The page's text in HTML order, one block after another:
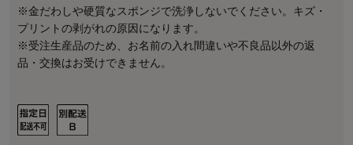
※金だわしや硬質なスポンジで洗浄しないでください。キズ・
プリントの剥がれの原因になります。
※受注生産品のため、お名前の入れ間違いや不良品以外の返
品・交換はお受けできません。